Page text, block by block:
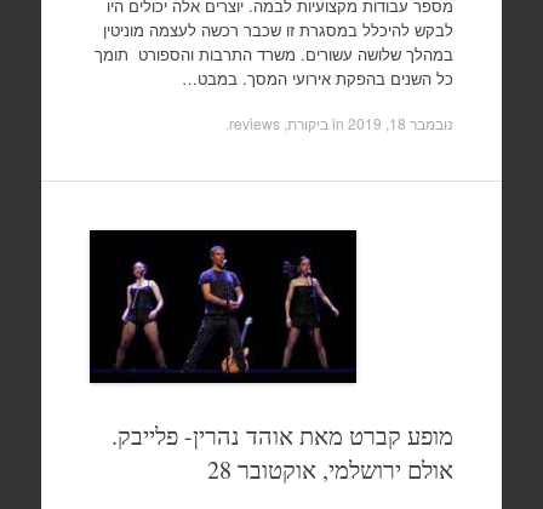
מספר עבודות מקצועיות לבמה. יוצרים אלה יכולים היו
לבקש להיכלל במסגרת זו שכבר רכשה לעצמה מוניטין
במהלך שלושה עשורים. משרד התרבות והספורט תומך
כל השנים בהפקת אירועי המסך. במבט…
נובמבר 18, 2019 in ביקורת, reviews
מופע קברט מאת אוהד נהרין- פלייבק.
אולם ירושלמי, אוקטובר 28